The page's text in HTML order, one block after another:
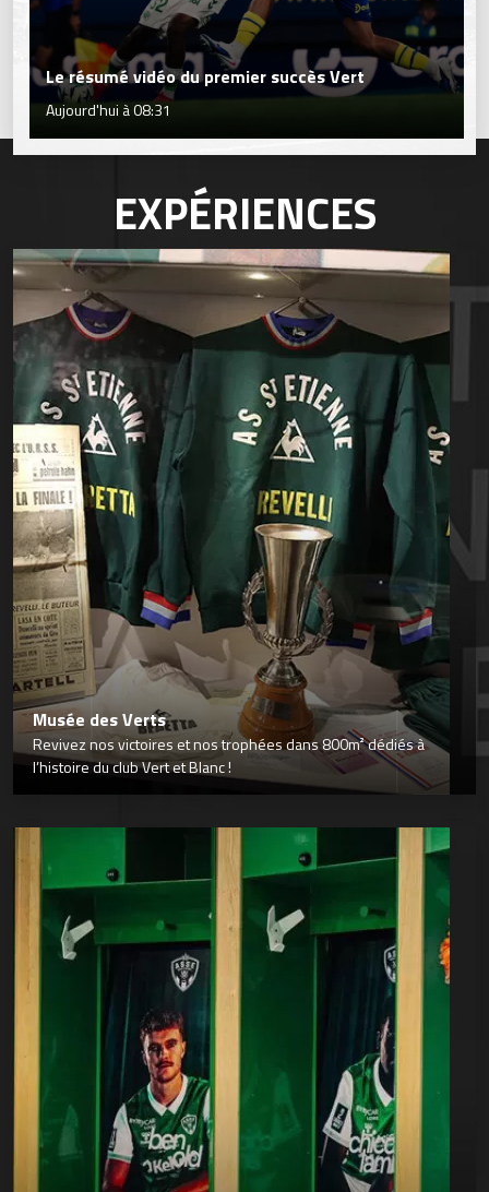
Le résumé vidéo du premier succès Vert
Aujourd'hui à 08:31
EXPÉRIENCES
Musée des Verts
Revivez nos victoires et nos trophées dans 800m² dédiés à
l’histoire du club Vert et Blanc !